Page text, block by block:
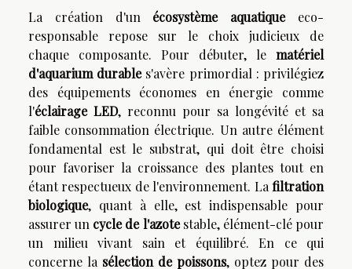
La création d'un écosystème aquatiqueeco-
responsable repose sur le choix judicieux de
chaque composante. Pour débuter, le matériel
d'aquarium durables'avère primordial : privilégiez
des équipements économes en énergie comme
l'éclairage LED, reconnu pour sa longévité et sa
faible consommation électrique. Un autre élément
fondamental est le substrat, qui doit être choisi
pour favoriser la croissance des plantes tout en
étant respectueux de l'environnement. La filtration
biologique, quant à elle, est indispensable pour
assurer un cycle de l'azotestable, élément-clé pour
un milieu vivant sain et équilibré. En ce qui
concerne la sélection de poissons, optez pour des